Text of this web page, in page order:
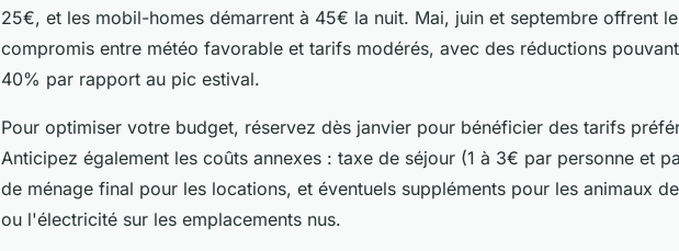
25€, et les mobil-homes démarrent à 45€ la nuit. Mai, juin et septembre offrent
compromis entre météo favorable et tarifs modérés, avec des réductions
40% par rapport au pic estival.
Pour optimiser votre budget, réservez dès janvier pour bénéficier des tarifs
Anticipez également les coûts annexes : taxe de séjour (1 à 3€ par personne et
de ménage final pour les locations, et éventuels suppléments pour les animaux
ou l'électricité sur les emplacements nus.